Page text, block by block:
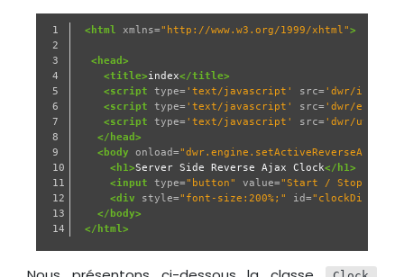
1
2
3
4
5
6
7
8
9
10
11
12
13
<html xmlns="http://www.w3.org/1999/xhtml">
<head>
<title>index</title>
<script type= 'text/javascript' src= 'dwr/
<script type= 'text/javascript' src= 'dwr/
<script type= 'text/javascript' src= 'dwr/
</head>
<body onload=
<h1>Server Side Reverse Ajax Clock</h1>
<input type="button" value="Start / Stop"
<div
style="font-size:200%;" id="clockDisplay"
</body>
</html>